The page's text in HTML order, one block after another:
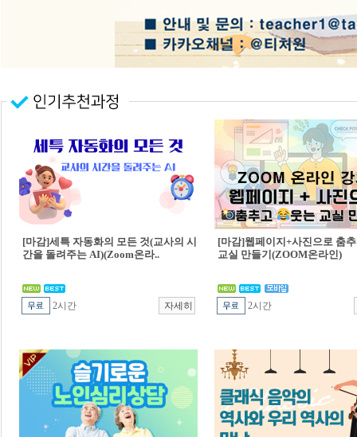
[마감]세특 자동화의 모든 것(교사의 시
간을 돌려주는 AI)(Zoom온라..
2시간
[마감]웹페이지+사진으로 춤
교실 만들기(ZOOM온라인)
2시간